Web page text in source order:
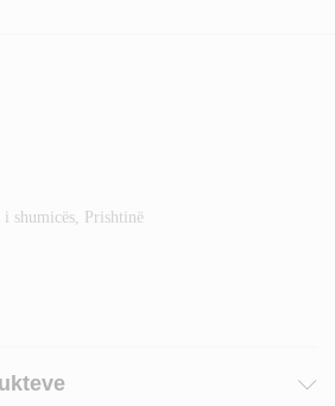
shumicës, Prishtinë